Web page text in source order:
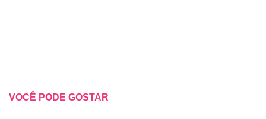
VOCÊ PODE GOSTAR